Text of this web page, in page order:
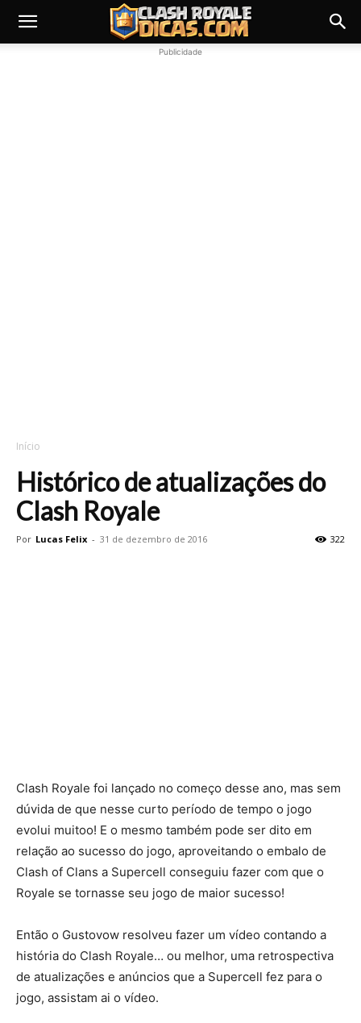
Publicidade
Início
Histórico de atualizações do
Clash Royale
Por Lucas Felix - 31 de dezembro de 2016 322
Clash Royale foi lançado no começo desse ano, mas sem
dúvida de que nesse curto período de tempo o jogo
evolui muitoo! E o mesmo também pode ser dito em
relação ao sucesso do jogo, aproveitando o embalo de
Clash of Clans a Supercell conseguiu fazer com que o
Royale se tornasse seu jogo de maior sucesso!
Então o Gustovow resolveu fazer um vídeo contando a
história do Clash Royale… ou melhor, uma retrospectiva
de atualizações e anúncios que a Supercell fez para o
jogo, assistam ai o vídeo.